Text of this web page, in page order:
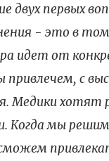
двух первых
- это в
идет от
привлечем, с
Медики хотят
Когда мы